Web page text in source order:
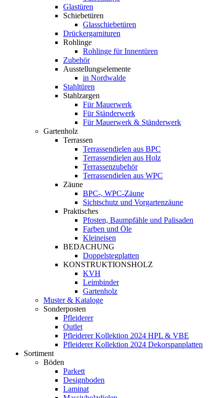
Glastüren
Schiebetüren
Glasschiebetüren
Drückergarnituren
Rohlinge
Rohlinge für Innentüren
Zubehör
Ausstellungselemente
in Nordwalde
Stahltüren
Stahlzargen
Für Mauerwerk
Für Ständerwerk
Für Mauerwerk & Ständerwerk
Gartenholz
Terrassen
Terrassendielen aus BPC
Terrassendielen aus Holz
Terrassenzubehör
Terrassendielen aus WPC
Zäune
BPC-, WPC-Zäune
Sichtschutz und Vorgartenzäune
Praktisches
Pfosten, Baumpfähle und Palisaden
Farben und Öle
Kleineisen
BEDACHUNG
Doppelstegplatten
KONSTRUKTIONSHOLZ
KVH
Leimbinder
Gartenholz
Muster & Kataloge
Sonderposten
Pfleiderer
Outlet
Pfleiderer Kollektion 2024 HPL & VBE
Pfleiderer Kollektion 2024 Dekorspanplatten
Sortiment
Böden
Parkett
Designboden
Laminat